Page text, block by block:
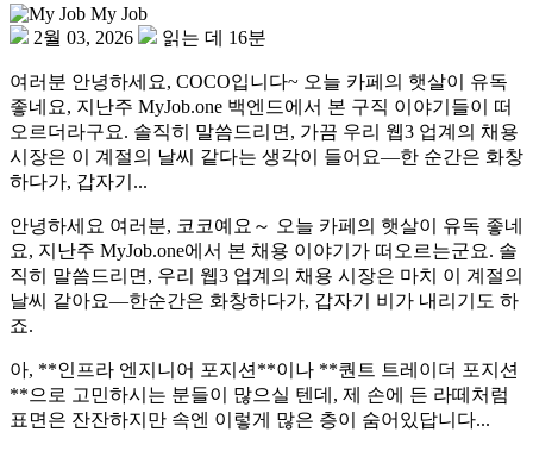
My Job
2월 03, 2026
읽는 데 16분
여러분 안녕하세요, COCO입니다~ 오늘 카페의 햇살이 유독
좋네요, 지난주 MyJob.one 백엔드에서 본 구직 이야기들이 떠
오르더라구요. 솔직히 말씀드리면, 가끔 우리 웹3 업계의 채용
시장은 이 계절의 날씨 같다는 생각이 들어요—한 순간은 화창
하다가, 갑자기...
안녕하세요 여러분, 코코예요～ 오늘 카페의 햇살이 유독 좋네
요, 지난주 MyJob.one에서 본 채용 이야기가 떠오르는군요. 솔
직히 말씀드리면, 우리 웹3 업계의 채용 시장은 마치 이 계절의
날씨 같아요—한순간은 화창하다가, 갑자기 비가 내리기도 하
죠.
아, **인프라 엔지니어 포지션**이나 **퀀트 트레이더 포지션
**으로 고민하시는 분들이 많으실 텐데, 제 손에 든 라떼처럼
표면은 잔잔하지만 속엔 이렇게 많은 층이 숨어있답니다...